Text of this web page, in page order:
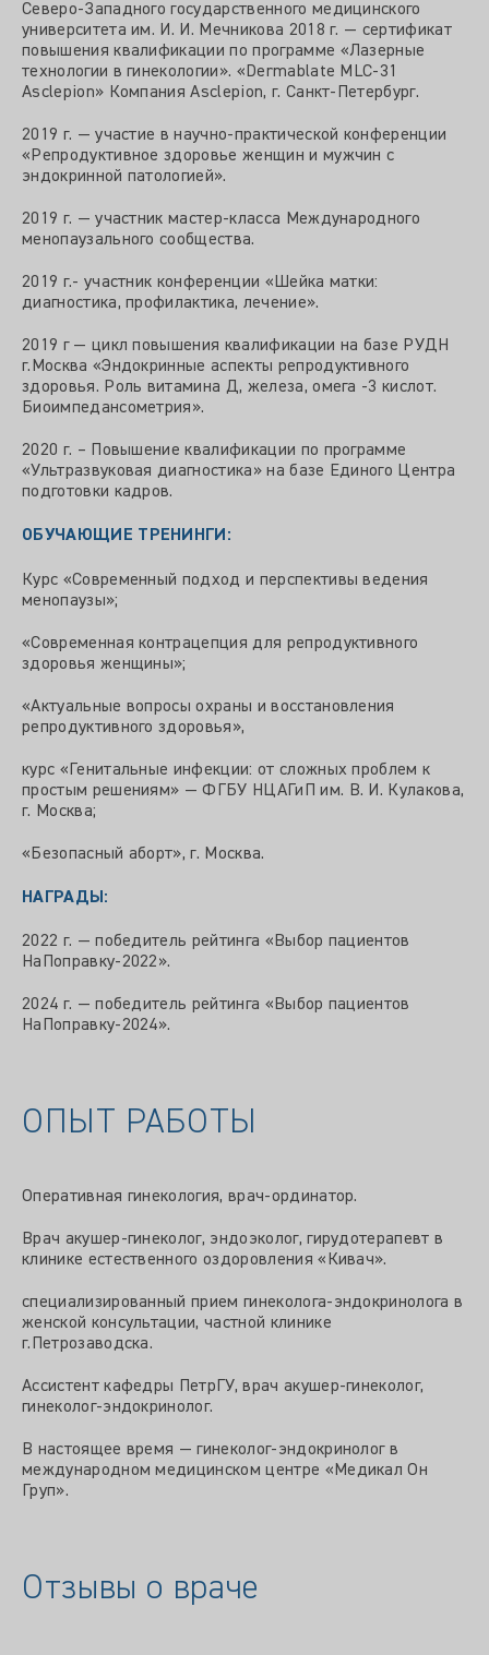
Северо-Западного государственного медицинского
университета им. И. И. Мечникова 2018 г. — сертификат
повышения квалификации по программе «Лазерные
технологии в гинекологии». «Dermablate MLC-31
Asclepion» Компания Asclepion, г. Санкт-Петербург.
2019 г. — участие в научно-практической конференции
«Репродуктивное здоровье женщин и мужчин с
эндокринной патологией».
2019 г. — участник мастер-класса Международного
менопаузального сообщества.
2019 г.- участник конференции «Шейка матки:
диагностика, профилактика, лечение».
2019 г — цикл повышения квалификации на базе РУДН
г.Москва «Эндокринные аспекты репродуктивного
здоровья. Роль витамина Д, железа, омега -3 кислот.
Биоимпедансометрия».
2020 г. – Повышение квалификации по программе
«Ультразвуковая диагностика» на базе Единого Центра
подготовки кадров.
ОБУЧАЮЩИЕ ТРЕНИНГИ:
Курс «Современный подход и перспективы ведения
менопаузы»;
«Современная контрацепция для репродуктивного
здоровья женщины»;
«Актуальные вопросы охраны и восстановления
репродуктивного здоровья»,
курс «Генитальные инфекции: от сложных проблем к
простым решениям» — ФГБУ НЦАГиП им. В. И. Кулакова,
г. Москва;
«Безопасный аборт», г. Москва.
НАГРАДЫ:
2022 г. — победитель рейтинга «Выбор пациентов
НаПоправку-2022».
2024 г. — победитель рейтинга «Выбор пациентов
НаПоправку-2024».
ОПЫТ РАБОТЫ
Оперативная гинекология, врач-ординатор.
Врач акушер-гинеколог, эндоэколог, гирудотерапевт в
клинике естественного оздоровления «Кивач».
специализированный прием гинеколога-эндокринолога в
женской консультации, частной клинике
г.Петрозаводска.
Ассистент кафедры ПетрГУ, врач акушер-гинеколог,
гинеколог-эндокринолог.
В настоящее время — гинеколог-эндокринолог в
международном медицинском центре «Медикал Он
Груп».
Отзывы о враче